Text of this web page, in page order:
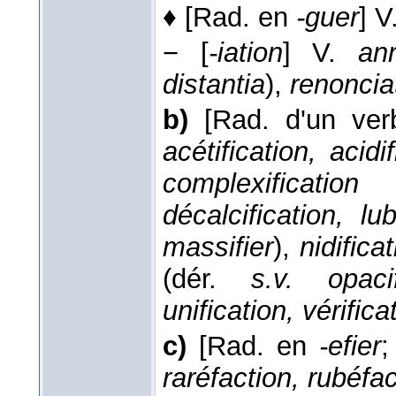
♦ [Rad. en -guer]
− [-iation] V.
distantia),
b) [Rad. d'un
acétification,
complexification
décalcification,
massifier),
(dér. s.v.
unification,
c) [Rad. en -efier;
raréfaction,